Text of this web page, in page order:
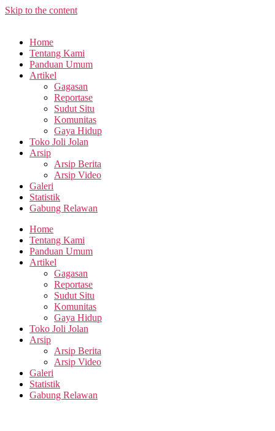
Skip to the content
Home
Tentang Kami
Panduan Umum
Artikel
Gagasan
Reportase
Sudut Situ
Komunitas
Gaya Hidup
Toko Joli Jolan
Arsip
Arsip Berita
Arsip Video
Galeri
Statistik
Gabung Relawan
Home
Tentang Kami
Panduan Umum
Artikel
Gagasan
Reportase
Sudut Situ
Komunitas
Gaya Hidup
Toko Joli Jolan
Arsip
Arsip Berita
Arsip Video
Galeri
Statistik
Gabung Relawan